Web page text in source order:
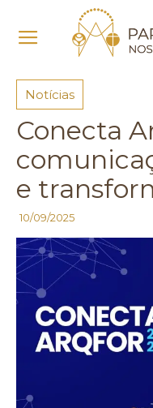
Notícias
Notícias
Conecta
e
10/09/2025